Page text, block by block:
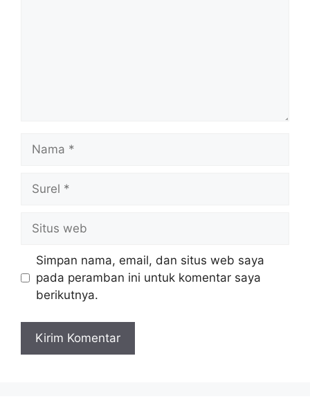
Nama
Surel
Situs
web
Simpan nama, email, dan situs web saya
pada peramban ini untuk komentar saya
berikutnya.